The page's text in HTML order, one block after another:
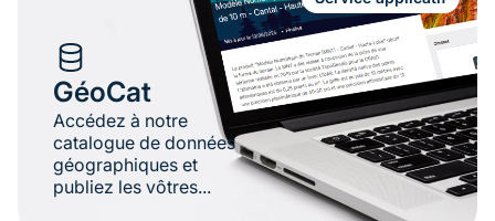
GéoCat
Accédez à notre
catalogue de données
géographiques et
publiez les vôtres...